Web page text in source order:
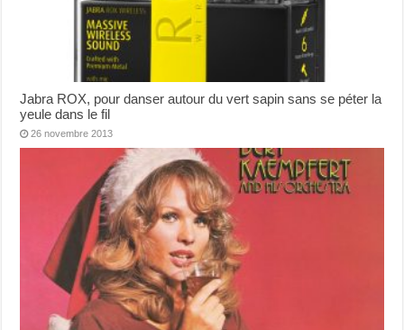
Jabra ROX, pour danser autour du vert sapin sans se péter la
yeule dans le fil
26 novembre 2013